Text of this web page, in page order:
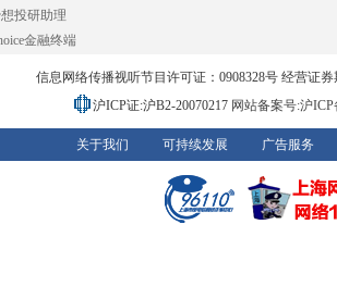
投研助理
金融终端
信息网络传播视听节目许可证：0908328号 经营证
沪ICP证:沪B2-20070217 网站备案号:沪
关于我们 可持续发展 广告服务